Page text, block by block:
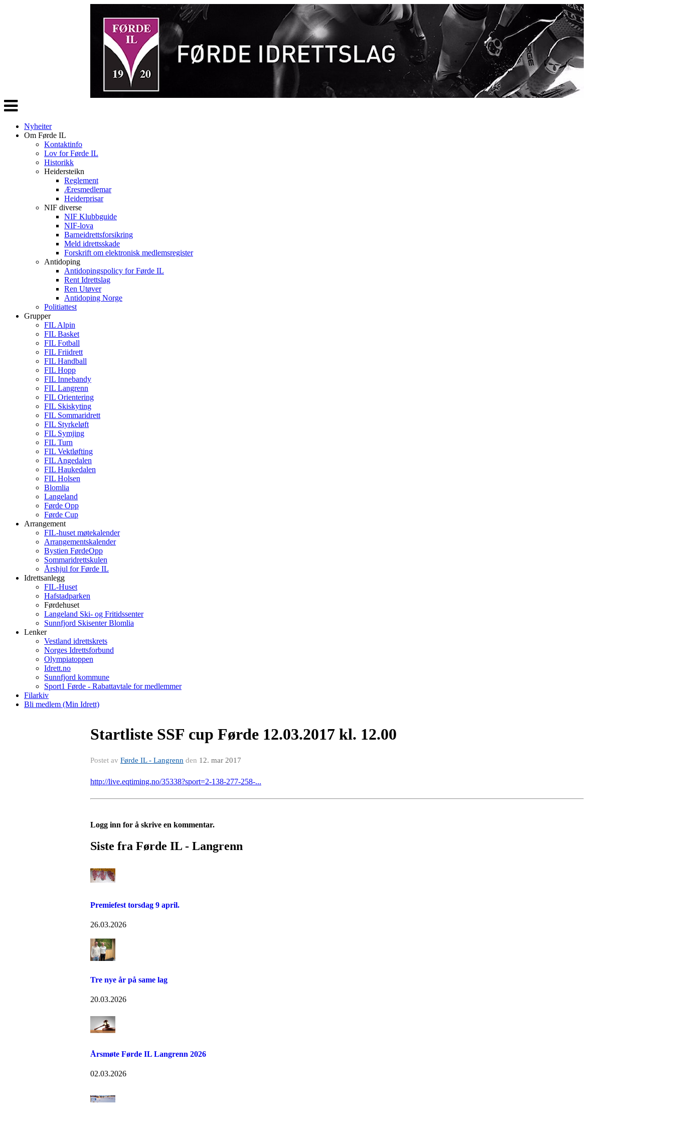
Veksle
navigasjon
Nyheiter
Om Førde IL
Kontaktinfo
Lov for Førde IL
Historikk
Heidersteikn
Reglement
Æresmedlemar
Heiderprisar
NIF diverse
NIF Klubbguide
NIF-lova
Barneidrettsforsikring
Meld idrettsskade
Forskrift om elektronisk medlemsregister
Antidoping
Antidopingspolicy for Førde IL
Rent Idrettslag
Ren Utøver
Antidoping Norge
Politiattest
Grupper
FIL Alpin
FIL Basket
FIL Fotball
FIL Friidrett
FIL Handball
FIL Hopp
FIL Innebandy
FIL Langrenn
FIL Orientering
FIL Skiskyting
FIL Sommaridrett
FIL Styrkeløft
FIL Symjing
FIL Turn
FIL Vektløfting
FIL Angedalen
FIL Haukedalen
FIL Holsen
Blomlia
Langeland
Førde Opp
Førde Cup
Arrangement
FIL-huset møtekalender
Arrangementskalender
Bystien FørdeOpp
Sommaridrettskulen
Årshjul for Førde IL
Idrettsanlegg
FIL-Huset
Hafstadparken
Førdehuset
Langeland Ski- og Fritidssenter
Sunnfjord Skisenter Blomlia
Lenker
Vestland idrettskrets
Norges Idrettsforbund
Olympiatoppen
Idrett.no
Sunnfjord kommune
Sport1 Førde - Rabattavtale for medlemmer
Filarkiv
Bli medlem (Min Idrett)
Startliste SSF cup Førde 12.03.2017 kl. 12.00
Postet av Førde IL - Langrenn den 12. mar 2017
http://live.eqtiming.no/35338?sport=2-138-277-258-...
Logg inn for å skrive en kommentar.
Siste fra Førde IL - Langrenn
Premiefest torsdag 9 april.
26.03.2026
Tre nye år på same lag
20.03.2026
Årsmøte Førde IL Langrenn 2026
02.03.2026